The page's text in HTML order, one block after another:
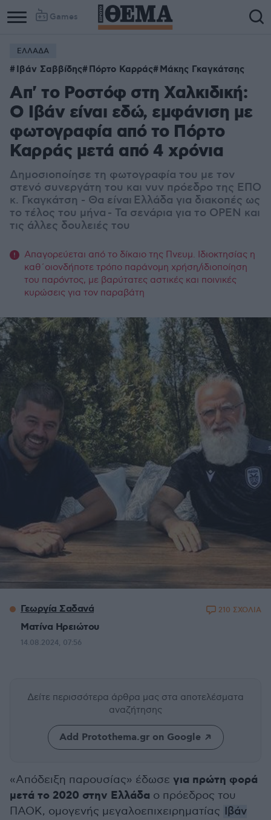
Games
ΕΛΛΑΔΑ
Ιβάν Σαββίδης Πόρτο Καρράς Μάκης Γκαγκάτσης
Απ' το Ροστόφ στη Χαλκιδική:
Ο Ιβάν είναι εδώ, εμφάνιση με
φωτογραφία από το Πόρτο
Καρράς μετά από 4 χρόνια
Δημοσιοποίησε τη φωτογραφία του με τον
στενό συνεργάτη του και νυν πρόεδρο της ΕΠΟ
κ. Γκαγκάτση - Θα είναι Ελλάδα για διακοπές ως
το τέλος του μήνα - Τα σενάρια για το OPEN και
τις άλλες δουλειές του
Απαγορεύεται από το δίκαιο της Πνευμ. Ιδιοκτησίας η
καθ΄οιονδήποτε τρόπο παράνομη χρήση/ιδιοποίηση
του παρόντος, με βαρύτατες αστικές και ποινικές
κυρώσεις για τον παραβάτη
Γεωργία Σαδανά
Ματίνα Ηρειώτου
14.08.2024, 07:56
210 ΣΧΟΛΙΑ
Δείτε περισσότερα άρθρα μας στα αποτελέσματα
αναζήτησης
Add Protothema.gr on Google
«Απόδειξη παρουσίας» έδωσε για πρώτη φορά
μετά το 2020 στην Ελλάδα ο πρόεδρος του
ΠΑΟΚ, ομογενής μεγαλοεπιχειρηματίας Ιβάν